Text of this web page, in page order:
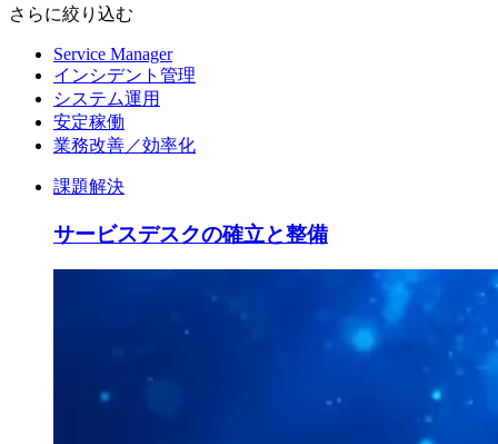
さらに絞り込む
Service Manager
インシデント管理
システム運用
安定稼働
業務改善／効率化
課題解決
サービスデスクの確立と整備